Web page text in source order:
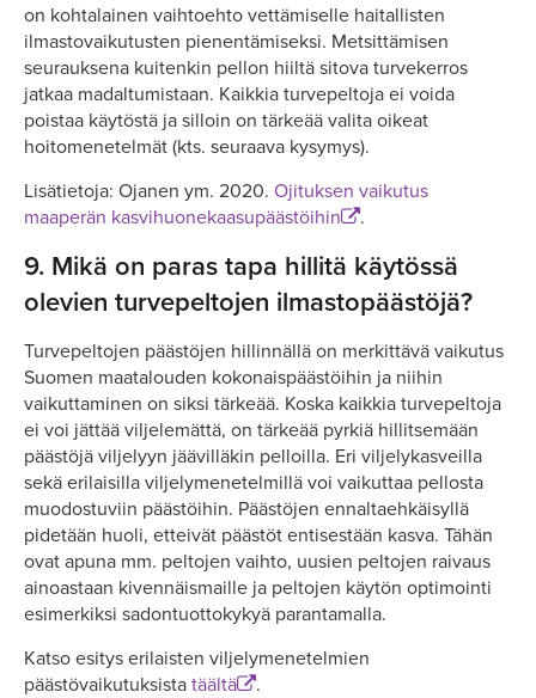
on kohtalainen vaihtoehto vettämiselle haitallisten
ilmastovaikutusten pienentämiseksi. Metsittämisen
seurauksena kuitenkin pellon hiiltä sitova turvekerros
jatkaa madaltumistaan. Kaikkia turvepeltoja ei voida
poistaa käytöstä ja silloin on tärkeää valita oikeat
hoitomenetelmät (kts. seuraava kysymys).
Lisätietoja: Ojanen ym. 2020. Ojituksen vaikutus
maaperän kasvihuonekaasupäästöihin
.
9. Mikä on paras tapa hillitä käytössä
olevien turvepeltojen ilmastopäästöjä?
Turvepeltojen päästöjen hillinnällä on merkittävä vaikutus
Suomen maatalouden kokonaispäästöihin ja niihin
vaikuttaminen on siksi tärkeää. Koska kaikkia turvepeltoja
ei voi jättää viljelemättä, on tärkeää pyrkiä hillitsemään
päästöjä viljelyyn jäävilläkin pelloilla. Eri viljelykasveilla
sekä erilaisilla viljelymenetelmillä voi vaikuttaa pellosta
muodostuviin päästöihin. Päästöjen ennaltaehkäisyllä
pidetään huoli, etteivät päästöt entisestään kasva. Tähän
ovat apuna mm. peltojen vaihto, uusien peltojen raivaus
ainoastaan kivennäismaille ja peltojen käytön optimointi
esimerkiksi sadontuottokykyä parantamalla.
Katso esitys erilaisten viljelymenetelmien
päästövaikutuksista täältä .